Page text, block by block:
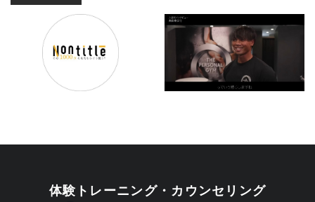
体験トレーニング・カウンセリング